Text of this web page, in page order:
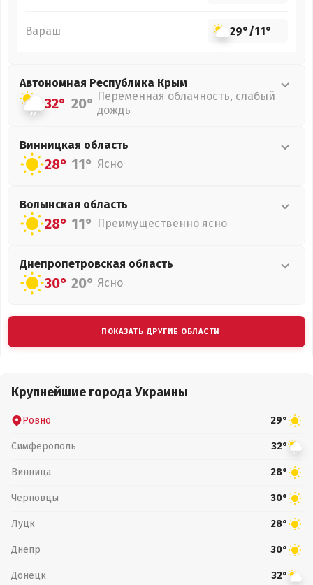
Вараш 29°/11°
Автономная Республика Крым
32° 20° Переменная облачность, слабый
дождь
Винницкая область
28° 11° Ясно
Волынская область
28° 11° Преимущественно ясно
Днепропетровская область
30° 20° Ясно
ПОКАЗАТЬ ДРУГИЕ ОБЛАСТИ
Крупнейшие города Украины
Ровно 29°
Симферополь 32°
Винница 28°
Черновцы 30°
Луцк 28°
Днепр 30°
Донецк 32°